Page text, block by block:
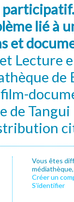
lié à
et
Lecture
de
de
Vous êtes
Créer un
S’identifier